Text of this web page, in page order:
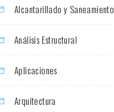
Alcantarillado y Saneamiento
Análisis Estructural
Aplicaciones
Arquitectura